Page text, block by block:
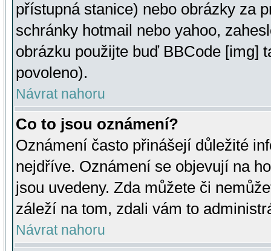
přístupná stanice) nebo obrázky za
schránky hotmail nebo yahoo,
obrázku použijte buď BBCode [img]
povoleno).
Návrat nahoru
Co to jsou oznámení?
Oznámení často přinášejí důležité
nejdříve. Oznámení se objevují na
jsou uvedeny. Zda můžete či
záleží na tom, zdali vám to
Návrat nahoru